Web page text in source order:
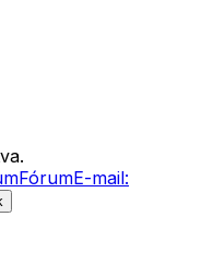
FórumE-mail: